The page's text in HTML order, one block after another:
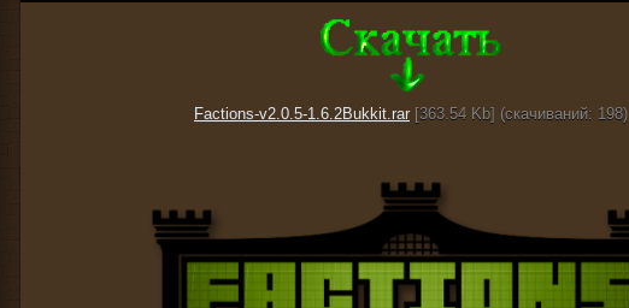
Factions-v2.0.5-1.6.2Bukkit.rar [363.54 Kb] (cкачиваний: 198)